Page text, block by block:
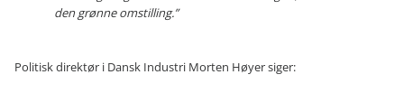
den grønne omstilling.”
Politisk direktør i Dansk Industri Morten Høyer siger: